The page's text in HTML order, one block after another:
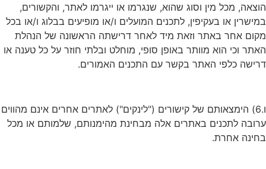
הוצאה, מכל מין וסוג שהוא, שנגרמו או ייגרמו לאתר, והקשורים,
במישרין או בעקיפין, לתכנים המועלים ו/או מופיעים בבלוג ו/או בכל
מקום אחר באתר וזאת מיד לאחר דרישתה הראשונה של הנהלת
האתר וכי הוא מוותר באופן סופי, מוחלט ובלתי חוזר על כל טענה או
דרישה כלפי האתר בקשר עם התכנים האמורים.
ו.6) הימצאותם של קישורים ("לינקים") לאתרים אחרים אינם מהווים
ערובה לתכנים באתרים אלה מבחינת מהימנותם, שלמותם או מכל
בחינה אחרת.